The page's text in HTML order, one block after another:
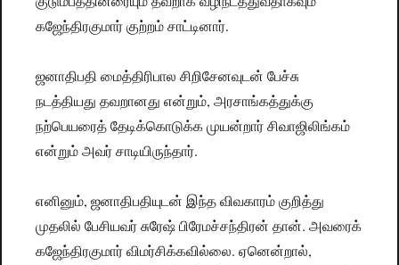
கஜேந்திரகுமார் குற்றம் சாட்டினார்.
ஜனாதிபதி மைத்திரிபால சிறிசேனவுடன் பேச்சு
நடத்தியது தவறானது என்றும், அரசாங்கத்துக்கு
நற்பெயரைத் தேடிக்கொடுக்க முயன்றார் சிவாஜிலிங்கம்
என்றும் அவர் சாடியிருந்தார்.
எனினும், ஜனாதிபதியுடன் இந்த விவகாரம் குறித்து
முதலில் பேசியவர் சுரேஷ் பிரேமச்சந்திரன் தான். அவரைக்
கஜேந்திரகுமார் விமர்சிக்கவில்லை. ஏனென்றால்,